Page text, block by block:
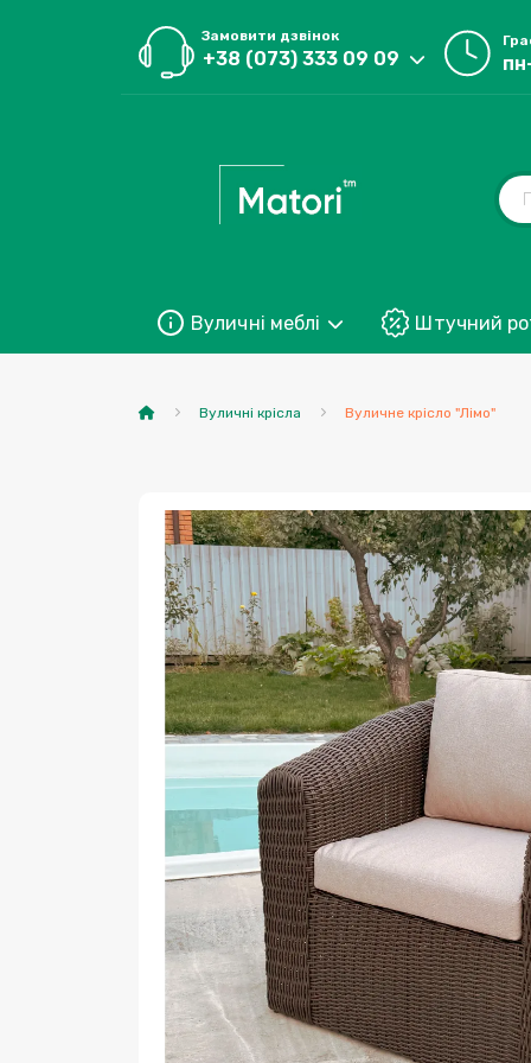
Замовити дзвінок
+38 (073) 333 09 09
Вуличні меблі Штучний
Вуличні крісла Вуличне крісло "Лімо"